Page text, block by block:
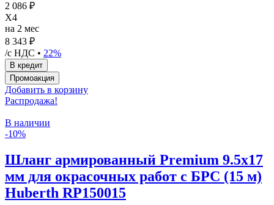
2 086 ₽
X4
на 2 мес
8 343 ₽
/с НДС • 22%
Добавить в корзину
Распродажа!
В наличии
-10%
Шланг армированный Premium 9.5х17
мм для окрасочных работ c БРС (15 м)
Huberth RP150015